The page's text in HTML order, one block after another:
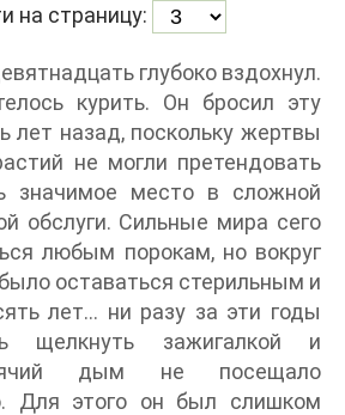
на страницу:
глубоко вздохнул.
курить. Он бросил эту
лет назад, поскольку жертвы
не могли претендовать
значимое место в сложной
обслуги. Сильные мира сего
любым порокам, но вокруг
оставаться стерильным и
лет… ни разу за эти годы
щелкнуть зажигалкой и
дым не посещало
Для этого он был слишком